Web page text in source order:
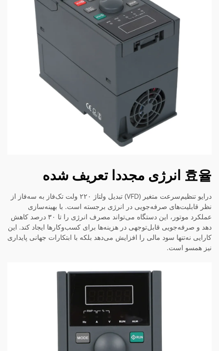
효율 انرژی مجددا تعریف شده
درایو تنظیم‌سرعت متغیر (VFD) تبدیل ولتاژ ۲۲۰ ولت تک‌فاز به سه‌فاز از
نظر قابلیت‌های صرفه‌جویی در انرژی برجسته است. با بهینه‌سازی
عملکرد موتور، این دستگاه می‌تواند مصرف انرژی را تا ۳۰ درصد کاهش
دهد و صرفه‌جویی قابل‌توجهی در هزینه‌ها برای کسب‌وکارها ایجاد کند. این
کارایی نه‌تنها سود مالی را افزایش می‌دهد بلکه با ابتکارات جهانی پایداری
نیز همسو است.